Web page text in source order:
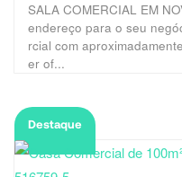
SALA COMERCIAL EM
endereço para o seu
rcial com
er of...
Destaque